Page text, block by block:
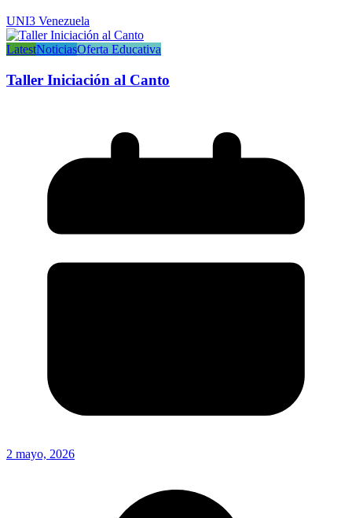
UNI3 Venezuela
LatestNoticiasOferta Educativa
Taller Iniciación al Canto
2 mayo, 2026